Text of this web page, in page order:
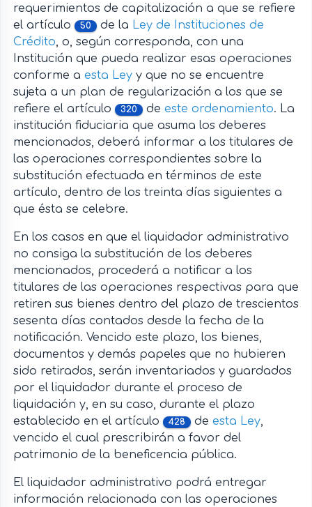
requerimientos de capitalización a que se refiere
el artículo
50 de la Ley de Instituciones de
Crédito, o, según corresponda, con una
Institución que pueda realizar esas operaciones
conforme a esta Leyy que no se encuentre
sujeta a un plan de regularización a los que se
refiere el artículo
320 de este ordenamiento. La
institución fiduciaria que asuma los deberes
mencionados, deberá informar a los titulares de
las operaciones correspondientes sobre la
substitución efectuada en términos de este
artículo, dentro de los treinta días siguientes a
que ésta se celebre.
En los casos en que el liquidador administrativo
no consiga la substitución de los deberes
mencionados, procederá a notificar a los
titulares de las operaciones respectivas para que
retiren sus bienes dentro del plazo de trescientos
sesenta días contados desde la fecha de la
notificación. Vencido este plazo, los bienes,
documentos y demás papeles que no hubieren
sido retirados, serán inventariados y guardados
por el liquidador durante el proceso de
liquidación y, en su caso, durante el plazo
establecido en el artículo
428 de esta Ley,
vencido el cual prescribirán a favor del
patrimonio de la beneficencia pública.
El liquidador administrativo podrá entregar
información relacionada con las operaciones